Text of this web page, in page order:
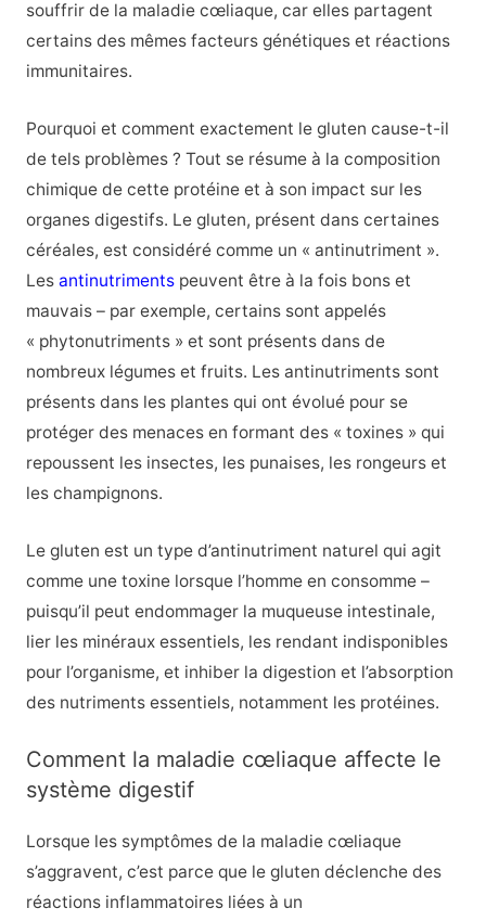
souffrir de la maladie cœliaque, car elles partagent
certains des mêmes facteurs génétiques et réactions
immunitaires.
Pourquoi et comment exactement le gluten cause-t-il
de tels problèmes ? Tout se résume à la composition
chimique de cette protéine et à son impact sur les
organes digestifs. Le gluten, présent dans certaines
céréales, est considéré comme un « antinutriment ».
Les antinutrimentspeuvent être à la fois bons et
mauvais – par exemple, certains sont appelés
« phytonutriments » et sont présents dans de
nombreux légumes et fruits. Les antinutriments sont
présents dans les plantes qui ont évolué pour se
protéger des menaces en formant des « toxines » qui
repoussent les insectes, les punaises, les rongeurs et
les champignons.
Le gluten est un type d’antinutriment naturel qui agit
comme une toxine lorsque l’homme en consomme –
puisqu’il peut endommager la muqueuse intestinale,
lier les minéraux essentiels, les rendant indisponibles
pour l’organisme, et inhiber la digestion et l’absorption
des nutriments essentiels, notamment les protéines.
Comment la maladie cœliaque affecte le
système digestif
Lorsque les symptômes de la maladie cœliaque
s’aggravent, c’est parce que le gluten déclenche des
réactions inflammatoires liées à un